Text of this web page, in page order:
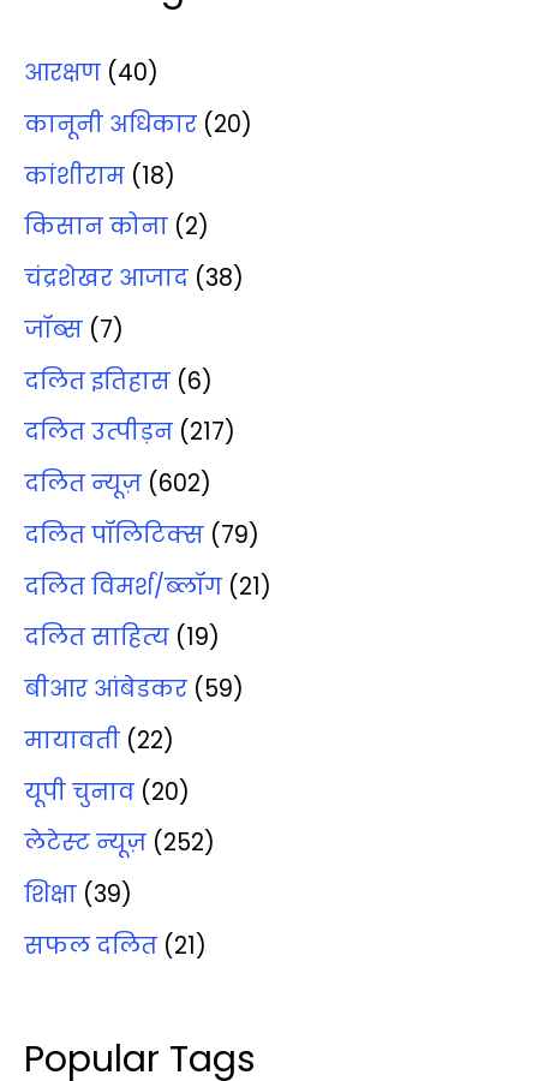
आरक्षण (40)
कानूनी अधिकार (20)
कांशीराम (18)
किसान कोना (2)
चंद्रशेखर आजाद (38)
जॉब्‍स (7)
दलित इतिहास (6)
दलित उत्‍पीड़न (217)
दलित न्‍यूज़ (602)
दलित पॉलिटिक्‍स (79)
दलित विमर्श/ब्‍लॉग (21)
दलित साहित्‍य (19)
बीआर आंबेडकर (59)
मायावती (22)
यूपी चुनाव (20)
लेटेस्‍ट न्‍यूज़ (252)
शिक्षा (39)
सफल दलित (21)
Popular Tags